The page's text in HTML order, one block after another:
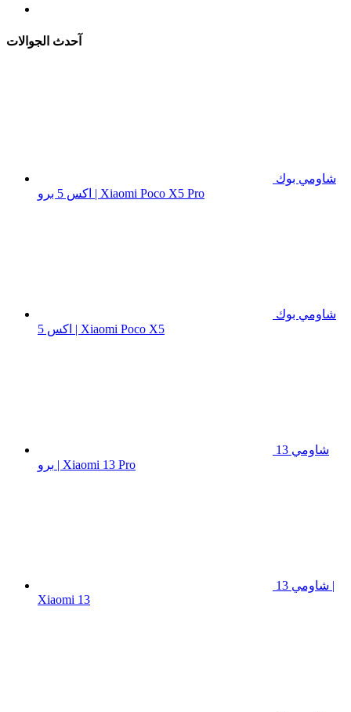
آحدث الجوالات
شاومي بوك
اكس 5 برو | Xiaomi Poco X5 Pro
شاومي بوك
اكس 5 | Xiaomi Poco X5
شاومي 13
برو | Xiaomi 13 Pro
شاومي 13 |
Xiaomi 13